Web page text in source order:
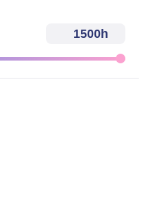
1500h